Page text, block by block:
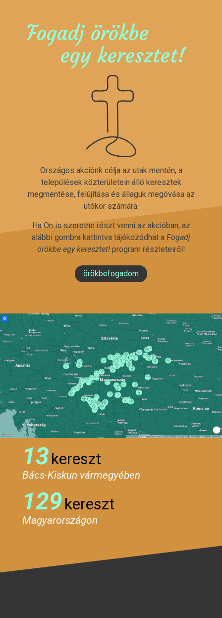
Fogadj örökbe
egy keresztet!
Országos akciónk célja az utak mentén, a
települések közterületein álló keresztek
megmentése, felújítása és állaguk megóvása az
utókor számára.
Ha Ön is szeretne részt venni az akcióban, az
alábbi gombra kattintva tájékozódhat a Fogadj
örökbe egy keresztet!program részleteiről!
örökbefogadom
13kereszt
Bács-Kiskun vármegyében
129kereszt
Magyarországon